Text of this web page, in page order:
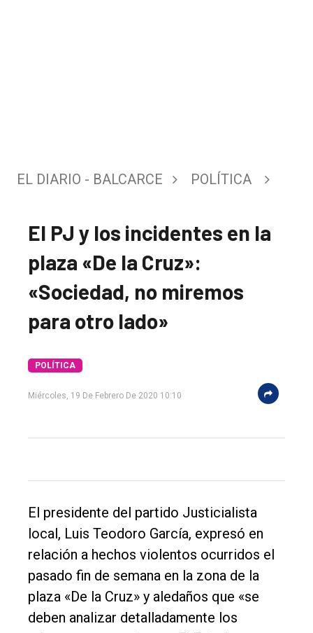
Inicio
Tendencia
Int.
General
EL DIARIO - BALCARCE POLÍTICA
El PJ y los incidentes en la
plaza «De la Cruz»:
«Sociedad, no miremos
para otro lado»
POLÍTICA
Miércoles, 19 De Febrero De 2020 10:10
El presidente del partido Justicialista
local, Luis Teodoro García, expresó en
relación a hechos violentos ocurridos el
pasado fin de semana en la zona de la
plaza «De la Cruz» y aledaños que «se
deben analizar detalladamente los